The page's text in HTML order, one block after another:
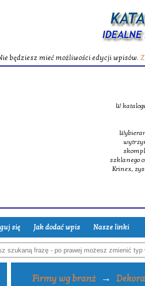
będziesz mieć możliwości edycji wpisów.
W
szklanego
Krinex,
się Jak dodać wpis Nasze linki
Firmy wg branż →